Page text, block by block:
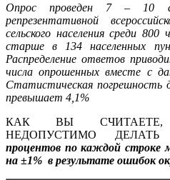
Опрос проведен 7 – 10
репрезентативной
сельского населения среди
старше в 134 населенных
Распределение ответов
числа опрошенных вместе с
Статистическая погрешность
превышает 4,1%
КАК ВЫ
НЕДОПУСТИМО
процентов по каждой
на ±1% в результате ошибок